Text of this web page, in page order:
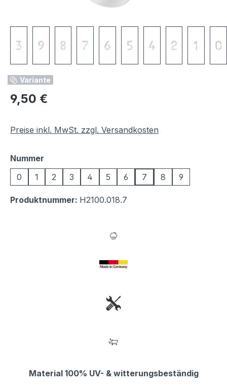
Variante
Regulärer Preis:
9,50 €
Preise inkl. MwSt. zzgl. Versandkosten
Nummer
0
1 2 3 4 5 6 7 8 9
Produktnummer: H2100.018.7
Material 100% UV- & witterungsbeständig